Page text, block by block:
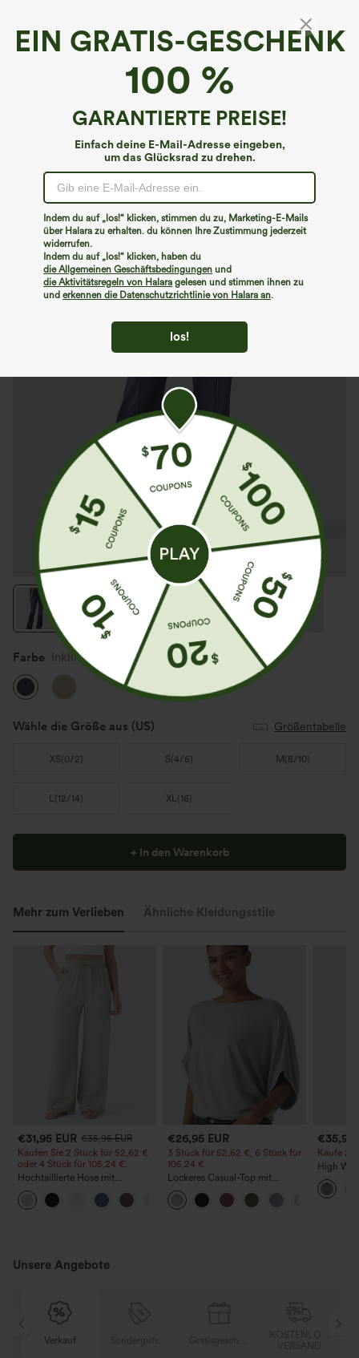
EIN GRATIS-GESCHENK
100 %
GARANTIERTE PREISE!
Einfach deine E-Mail-Adresse eingeben,
um das Glücksrad zu drehen.
Indem du auf „los!“ klicken, stimmen du zu, Marketing-E-Mails
über Halara zu erhalten. du können Ihre Zustimmung jederzeit
widerrufen.
Indem du auf „los!“ klicken, haben du
die Allgemeinen Geschäftsbedingungen und
die Aktivitätsregeln von Halara gelesen und stimmen ihnen zu
und erkennen die Datenschutzrichtlinie von Halara an.
los!
Halara Flex™ Denim*
Halara Flex™ hochgeschnittene Work-
Bootcut-Jeans mit Taschen
€53,95 EUR
Farbe Inkling Blue Denim
Wähle die Größe aus (US) Größentabelle
XS(0/2) S(4/6) M (8/10)
L(12/14) XL(16)
+ In den Warenkorb
Mehr zum Verlieben Ähnliche Kleidungsstile
€31,95 EUR €35,95 EUR
Kaufen Sie 2 Stück für 52,62 €
oder 4 Stück für 105,24 €.
Hochtaillierte Hose mit
Kordelzug und Taschen, weitem
Bein, lässig und locker in
Leinenoptik
+15
€26,95 EUR
3 Stück für 52,62 €, 6 Stück für
105,24 €
Lockeres Casual-Top mit
Rundhalsausschnitt und
Fledermausärmeln
€35,95
Kaufe 2,
High
Straight
Unsere Angebote
Verkauf